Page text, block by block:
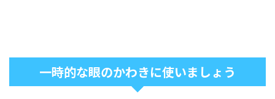
一時的な眼のかわきに使いましょう